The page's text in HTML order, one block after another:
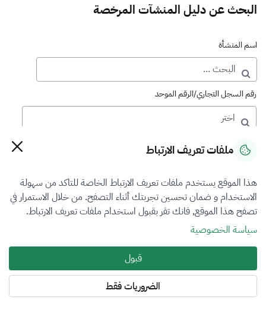
البحث عن دليل المنشآت المرخصة
اسم المنشأة
رقم السجل التجاري/الرقم الموحد
رقم الترخيص
التصنيف
اختر
فرع التقييم
ملفات تعريف الارتباط
هذا الموقع يستخدم ملفات تعريف الارتباط الخاصة للتاكد من سهولة
الاستخدام و ضمان تحسين تجربتك أثناء التصفح. من خلال الاستمرار في
تصفح هذا الموقع, فانك تقر بقبول استخدام ملفات تعريف الارتباط.
سياسة الخصوصية
قبول
الضروريات فقط